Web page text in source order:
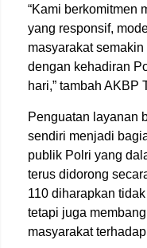
“Kami berkomitmen
yang responsif,
masyarakat
dengan kehadiran
hari,” tambah AKBP
Penguatan layanan
sendiri menjadi
publik Polri yang
terus didorong
110 diharapkan
tetapi juga
masyarakat